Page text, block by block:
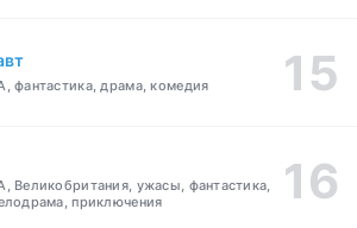
фантастика, драма, комедия
Великобритания, ужасы, фантастика,
приключения